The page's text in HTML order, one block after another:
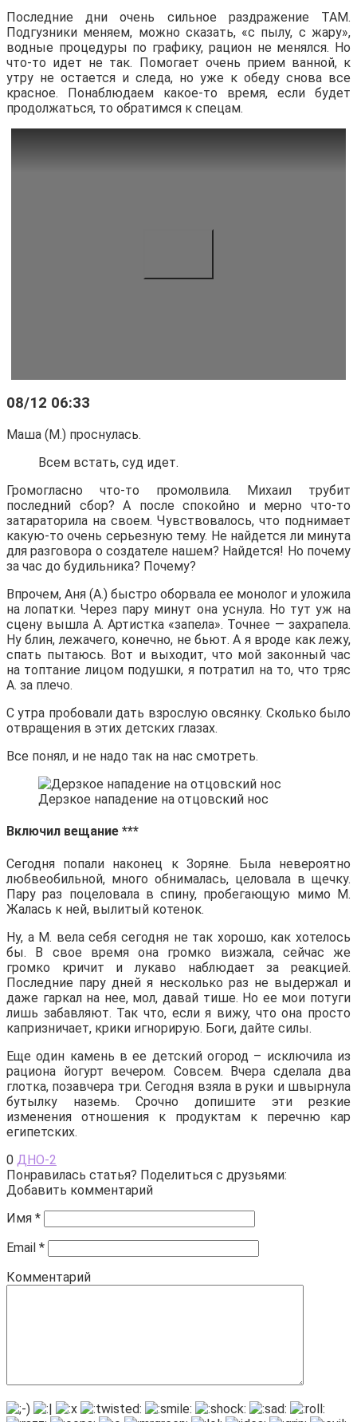
Последние дни очень сильное раздражение ТАМ.
Подгузники меняем, можно сказать, «с пылу, с жару»,
водные процедуры по графику, рацион не менялся. Но
что-то идет не так. Помогает очень прием ванной, к
утру не остается и следа, но уже к обеду снова все
красное. Понаблюдаем какое-то время, если будет
продолжаться, то обратимся к спецам.
08/12 06:33
Маша (М.) проснулась.
Всем встать, суд идет.
Громогласно что-то промолвила. Михаил трубит
последний сбор? А после спокойно и мерно что-то
затараторила на своем. Чувствовалось, что поднимает
какую-то очень серьезную тему. Не найдется ли минута
для разговора о создателе нашем? Найдется! Но почему
за час до будильника? Почему?
Впрочем, Аня (А.) быстро оборвала ее монолог и уложила
на лопатки. Через пару минут она уснула. Но тут уж на
сцену вышла А. Артистка «запела». Точнее — захрапела.
Ну блин, лежачего, конечно, не бьют. А я вроде как лежу,
спать пытаюсь. Вот и выходит, что мой законный час
на топтание лицом подушки, я потратил на то, что тряс
А. за плечо.
С утра пробовали дать взрослую овсянку. Сколько было
отвращения в этих детских глазах.
Все понял, и не надо так на нас смотреть.
Дерзкое нападение на отцовский нос
Включил вещание ***
Сегодня попали наконец к Зоряне. Была невероятно
любвеобильной, много обнималась, целовала в щечку.
Пару раз поцеловала в спину, пробегающую мимо М.
Жалась к ней, вылитый котенок.
Ну, а М. вела себя сегодня не так хорошо, как хотелось
бы. В свое время она громко визжала, сейчас же
громко кричит и лукаво наблюдает за реакцией.
Последние пару дней я несколько раз не выдержал и
даже гаркал на нее, мол, давай тише. Но ее мои потуги
лишь забавляют. Так что, если я вижу, что она просто
капризничает, крики игнорирую. Боги, дайте силы.
Еще один камень в ее детский огород – исключила из
рациона йогурт вечером. Совсем. Вчера сделала два
глотка, позавчера три. Сегодня взяла в руки и швырнула
бутылку наземь. Срочно допишите эти резкие
изменения отношения к продуктам к перечню кар
египетских.
0 ДНО-2
Понравилась статья? Поделиться с друзьями:
Добавить комментарий
Имя *
Email *
Комментарий